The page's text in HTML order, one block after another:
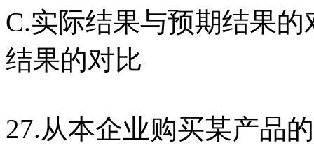
C.实际结果与预期结
结果的对比
27.从本企业购买某产品